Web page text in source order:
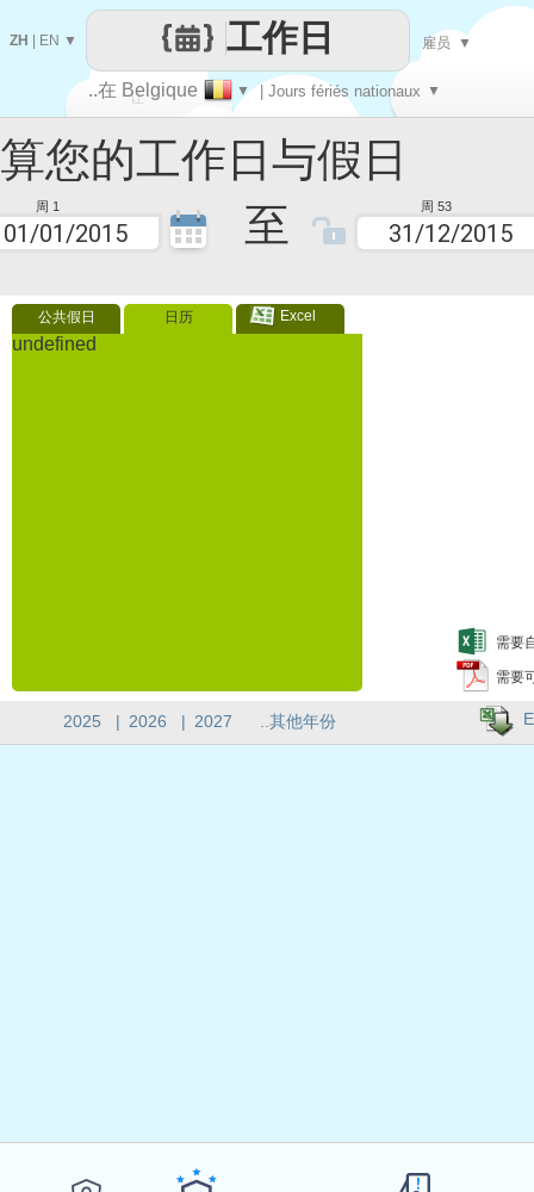
工作日与假日
周 1 至 周 53
公共假日 日历 Excel
undefined
需要
需要
让
每一天
..在 Belgique ▼ | Jours fériés nationaux ▼
工作日
ZH EN ▼ 雇员 ▼
2025 | 2026 | 2027 ..其他年份